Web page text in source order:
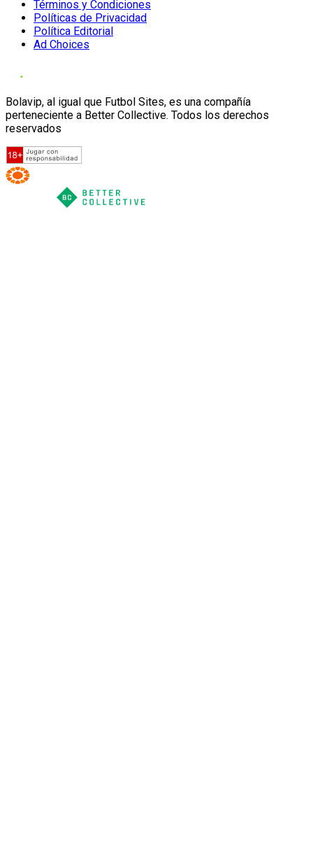
Términos y Condiciones
Políticas de Privacidad
Política Editorial
Ad Choices
Bolavip, al igual que Futbol Sites, es una compañía
perteneciente a Better Collective. Todos los derechos
reservados